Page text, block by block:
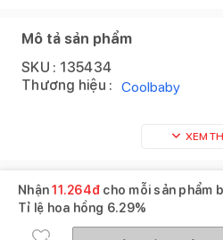
Mô tả sản phẩm
SKU : 135434
Thương hiệu : Coolbaby
XEM
Nhận11.264đ cho mỗi sản phẩm
Tỉ lệ hoa hồng 6.29%